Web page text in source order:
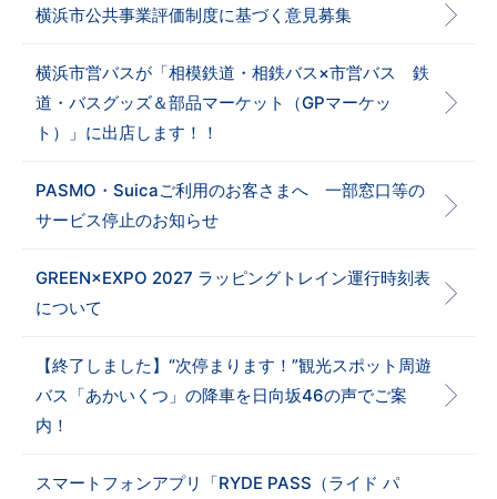
横浜市公共事業評価制度に基づく意見募集
横浜市営バスが「相模鉄道・相鉄バス×市営バス 鉄
道・バスグッズ＆部品マーケット（GPマーケッ
ト）」に出店します！！
PASMO・Suicaご利用のお客さまへ 一部窓口等の
サービス停止のお知らせ
GREEN×EXPO 2027 ラッピングトレイン運行時刻表
について
【終了しました】“次停まります！”観光スポット周遊
バス「あかいくつ」の降車を日向坂46の声でご案
内！
スマートフォンアプリ「RYDE PASS（ライド パ